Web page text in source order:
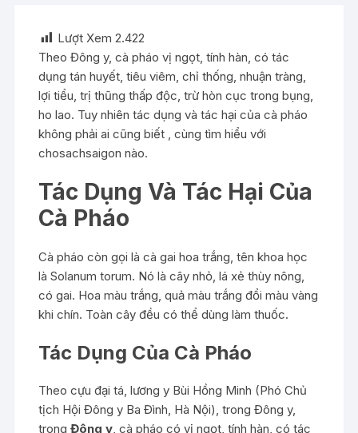
Lượt Xem 2.422
Theo Đông y, cà pháo vị ngọt, tính hàn, có tác
dụng tán huyết, tiêu viêm, chỉ thống, nhuận tràng,
lợi tiểu, trị thũng thấp độc, trừ hòn cục trong bụng,
ho lao. Tuy nhiên tác dụng và tác hại của cà pháo
không phải ai cũng biết , cùng tìm hiểu với
chosachsaigon nào.
Tác Dụng Và Tác Hại Của
Cà Pháo
Cà pháo còn gọi là cà gai hoa trắng, tên khoa học
là Solanum torum. Nó là cây nhỏ, lá xẻ thùy nông,
có gai. Hoa màu trắng, quả màu trắng đổi màu vàng
khi chín. Toàn cây đều có thể dùng làm thuốc.
Tác Dụng Của Cà Pháo
Theo cựu đại tá, lương y Bùi Hồng Minh (Phó Chủ
tịch Hội Đông y Ba Đình, Hà Nội), trong Đông y,
trongĐông y, cà pháo có vị ngọt, tính hàn, có tác